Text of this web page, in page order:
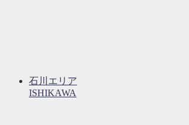
石川エリア
ISHIKAWA